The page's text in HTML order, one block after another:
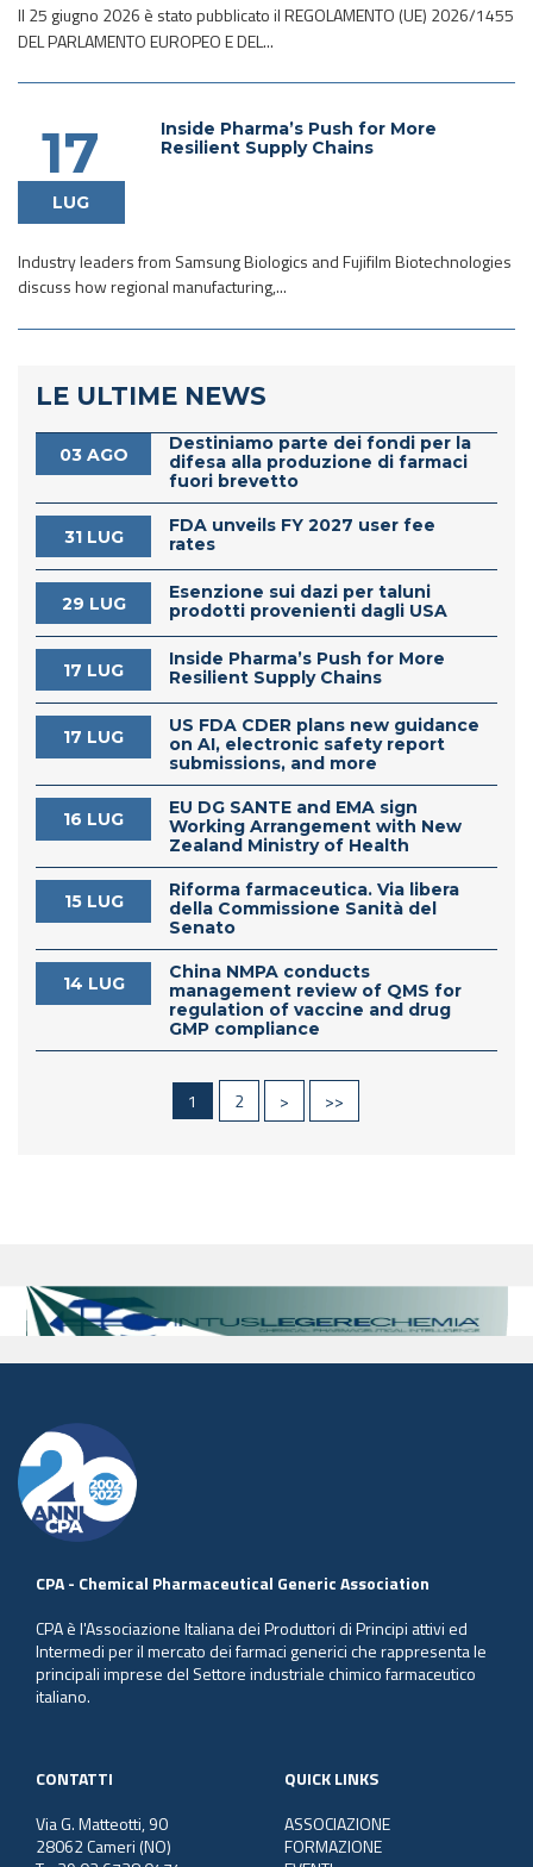
Il 25 giugno 2026 è stato pubblicato il REGOLAMENTO (UE) 2026/1455
DEL PARLAMENTO EUROPEO E DEL...
17
LUG
Inside Pharma’s Push for More
Resilient Supply Chains
Industry leaders from Samsung Biologics and Fujifilm Biotechnologies
discuss how regional manufacturing,...
LE ULTIME NEWS
03 AGO
Destiniamo parte dei fondi per la
difesa alla produzione di farmaci
fuori brevetto
31 LUG
FDA unveils FY 2027 user fee
rates
29 LUG
Esenzione sui dazi per taluni
prodotti provenienti dagli USA
17 LUG
Inside Pharma’s Push for More
Resilient Supply Chains
17 LUG
US FDA CDER plans new guidance
on AI, electronic safety report
submissions, and more
16 LUG
EU DG SANTE and EMA sign
Working Arrangement with New
Zealand Ministry of Health
15 LUG
Riforma farmaceutica. Via libera
della Commissione Sanità del
Senato
14 LUG
China NMPA conducts
management review of QMS for
regulation of vaccine and drug
GMP compliance
1 2 > >>
CPA - Chemical Pharmaceutical Generic Association
CPA è l'Associazione Italiana dei Produttori di Principi attivi ed
Intermedi per il mercato dei farmaci generici che rappresenta le
principali imprese del Settore industriale chimico farmaceutico
italiano.
CONTATTI
Via G. Matteotti, 90
28062 Cameri (NO)
QUICK LINKS
ASSOCIAZIONE
FORMAZIONE